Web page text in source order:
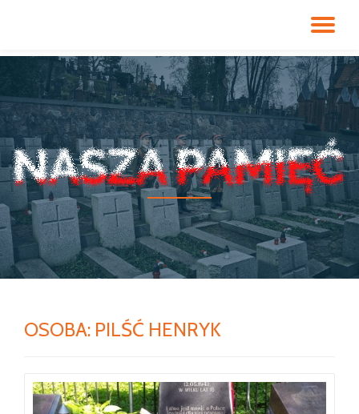
do
OSOBA: PILŚĆ HENRYK